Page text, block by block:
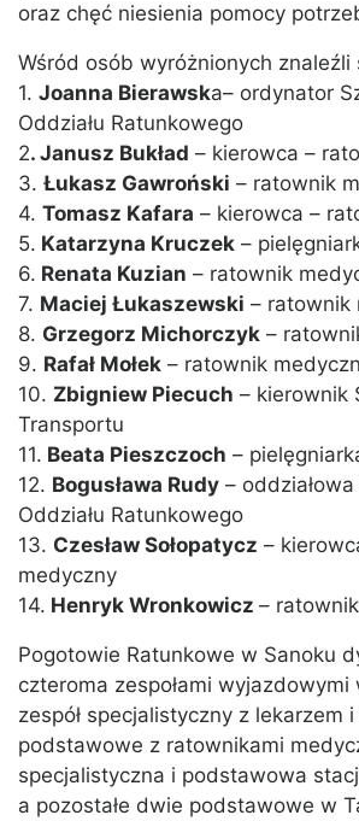
oraz chęć niesienia pomocy
Wśród osób wyróżnionych znaleźli
1. Joanna Bierawska– ordynator
Oddziału Ratunkowego
2. Janusz Bukład – kierowca –
3. Łukasz Gawroński – ratownik
4. Tomasz Kafara – kierowca –
5. Katarzyna Kruczek –
6. Renata Kuzian – ratownik
7. Maciej Łukaszewski – ratownik
8. Grzegorz Michorczyk –
9. Rafał Mołek – ratownik
10. Zbigniew Piecuch – kierownik
Transportu
11. Beata Pieszczoch –
12. Bogusława Rudy –
Oddziału Ratunkowego
13. Czesław Sołopatycz –
medyczny
14. Henryk Wronkowicz –
Pogotowie Ratunkowe w Sanoku
czteroma zespołami wyjazdowymi
zespół specjalistyczny z lekarzem
podstawowe z ratownikami
specjalistyczna i podstawowa
a pozostałe dwie podstawowe w